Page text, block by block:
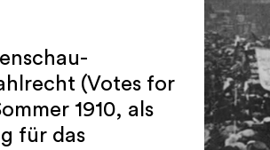
(Votes for
1910, als
für das